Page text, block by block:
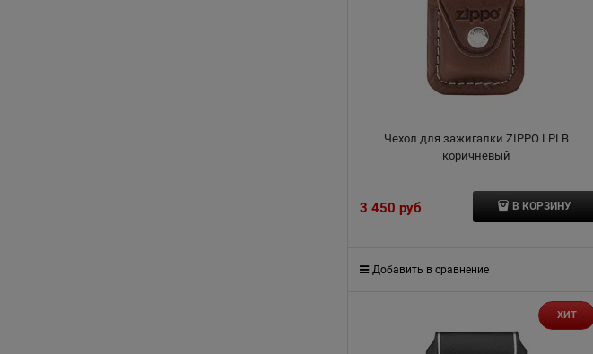
Чехол для зажигалки ZIPPO LPLB
коричневый
3 450 руб В КОРЗИНУ
Добавить в сравнение
ХИТ